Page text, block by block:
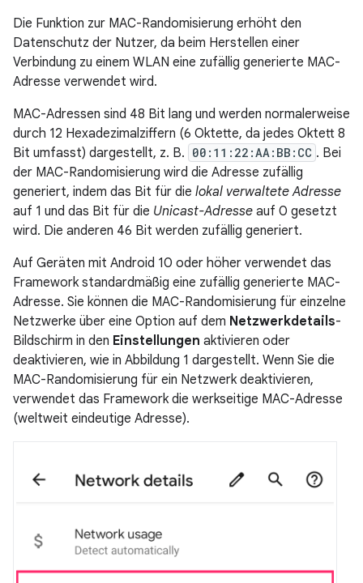
Die Funktion zur MAC-Randomisierung erhöht den
Datenschutz der Nutzer, da beim Herstellen einer
Verbindung zu einem WLAN eine zufällig generierte MAC-
Adresse verwendet wird.
MAC-Adressen sind 48 Bit lang und werden normalerweise
durch 12 Hexadezimalziffern (6 Oktette, da jedes Oktett 8
Bit umfasst) dargestellt, z. B. 00:11:22:AA:BB:CC . Bei
der MAC-Randomisierung wird die Adresse zufällig
generiert, indem das Bit für die lokal verwaltete Adresse
auf 1 und das Bit für die Unicast-Adresse auf 0 gesetzt
wird. Die anderen 46 Bit werden zufällig generiert.
Auf Geräten mit Android 10 oder höher verwendet das
Framework standardmäßig eine zufällig generierte MAC-
Adresse. Sie können die MAC-Randomisierung für einzelne
Netzwerke über eine Option auf dem Netzwerkdetails-
Bildschirm in den Einstellungen aktivieren oder
deaktivieren, wie in Abbildung 1 dargestellt. Wenn Sie die
MAC-Randomisierung für ein Netzwerk deaktivieren,
verwendet das Framework die werkseitige MAC-Adresse
(weltweit eindeutige Adresse).